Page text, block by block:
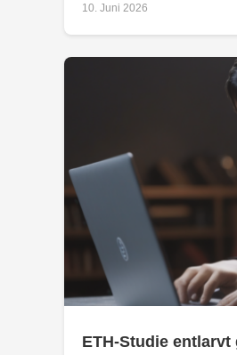
10. Juni 2026
ETH-Studie